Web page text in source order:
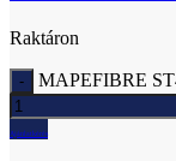
Raktáron
MAPEFIBRE
Ajánlatkérés